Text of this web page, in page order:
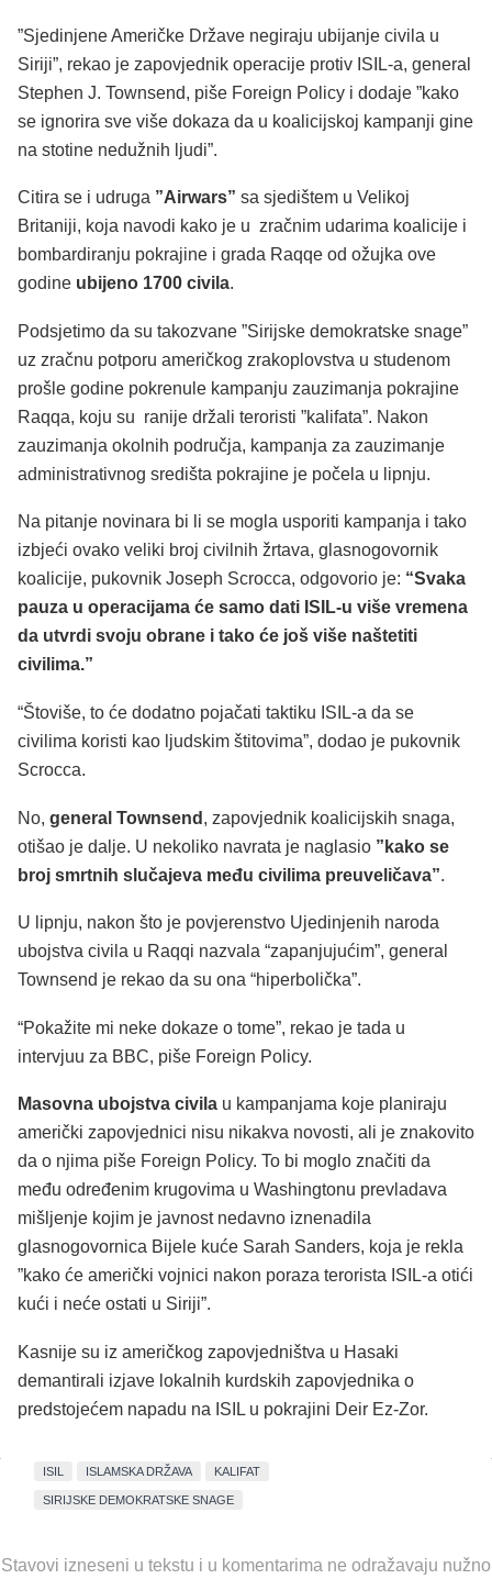
”Sjedinjene Američke Države negiraju ubijanje civila u
Siriji”, rekao je zapovjednik operacije protiv ISIL-a, general
Stephen J. Townsend, piše Foreign Policy i dodaje ”kako
se ignorira sve više dokaza da u koalicijskoj kampanji gine
na stotine nedužnih ljudi”.
Citira se i udruga ”Airwars” sa sjedištem u Velikoj
Britaniji, koja navodi kako je u zračnim udarima koalicije i
bombardiranju pokrajine i grada Raqqe od ožujka ove
godine ubijeno 1700 civila.
Podsjetimo da su takozvane ”Sirijske demokratske snage”
uz zračnu potporu američkog zrakoplovstva u studenom
prošle godine pokrenule kampanju zauzimanja pokrajine
Raqqa, koju su ranije držali teroristi ”kalifata”. Nakon
zauzimanja okolnih područja, kampanja za zauzimanje
administrativnog središta pokrajine je počela u lipnju.
Na pitanje novinara bi li se mogla usporiti kampanja i tako
izbjeći ovako veliki broj civilnih žrtava, glasnogovornik
koalicije, pukovnik Joseph Scrocca, odgovorio je: “Svaka
pauza u operacijama će samo dati ISIL-u više vremena
da utvrdi svoju obrane i tako će još više naštetiti
civilima.”
“Štoviše, to će dodatno pojačati taktiku ISIL-a da se
civilima koristi kao ljudskim štitovima”, dodao je pukovnik
Scrocca.
No, general Townsend , zapovjednik koalicijskih snaga,
otišao je dalje. U nekoliko navrata je naglasio ”kako se
broj smrtnih slučajeva među civilima preuveličava”.
U lipnju, nakon što je povjerenstvo Ujedinjenih naroda
ubojstva civila u Raqqi nazvala “zapanjujućim”, general
Townsend je rekao da su ona “hiperbolička”.
“Pokažite mi neke dokaze o tome”, rekao je tada u
intervjuu za BBC, piše Foreign Policy.
Masovna ubojstva civila u kampanjama koje planiraju
američki zapovjednici nisu nikakva novosti, ali je znakovito
da o njima piše Foreign Policy. To bi moglo značiti da
među određenim krugovima u Washingtonu prevladava
mišljenje kojim je javnost nedavno iznenadila
glasnogovornica Bijele kuće Sarah Sanders, koja je rekla
”kako će američki vojnici nakon poraza terorista ISIL-a otići
kući i neće ostati u Siriji”.
Kasnije su iz američkog zapovjedništva u Hasaki
demantirali izjave lokalnih kurdskih zapovjednika o
predstojećem napadu na ISIL u pokrajini Deir Ez-Zor.
ISIL ISLAMSKA DRŽAVA KALIFAT
SIRIJSKE DEMOKRATSKE SNAGE
Stavovi izneseni u tekstu i u komentarima ne odražavaju nužno